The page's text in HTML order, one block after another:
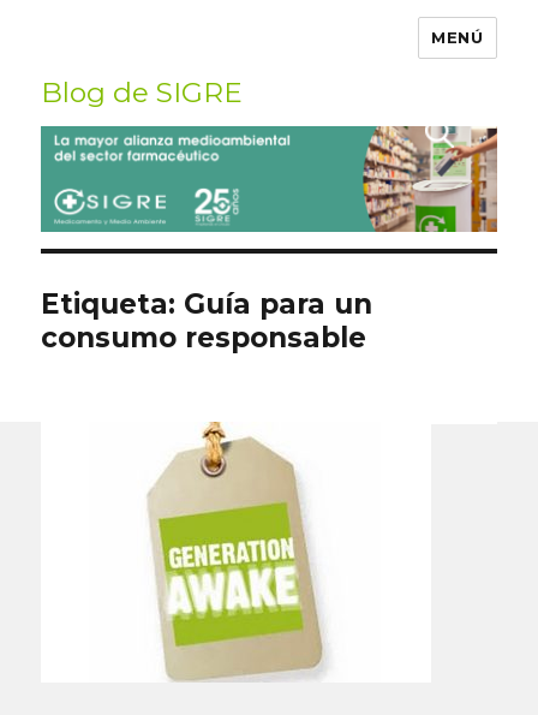
MENÚ
Blog de SIGRE
Buscar
por:
Etiqueta: Guía para un
consumo responsable